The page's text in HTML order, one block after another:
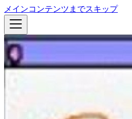
メインコンテンツまでスキップ